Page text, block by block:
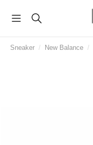
Sneaker / New Balance /